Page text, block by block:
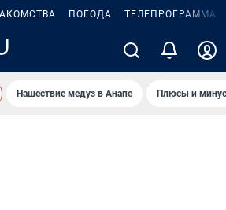
ПОГОДА ТЕЛЕПРОГРАММА
Нашествие медуз в Анапе Плюсы и